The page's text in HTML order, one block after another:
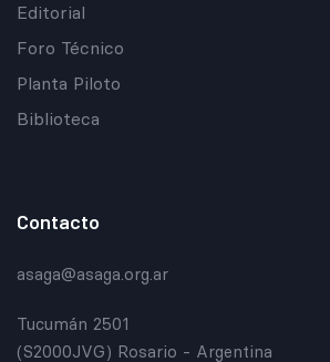
Editorial
Foro Técnico
Planta Piloto
Biblioteca
Contacto
asaga@asaga.org.ar
Tucumán 2501
(S2000JVG) Rosario - Argentina